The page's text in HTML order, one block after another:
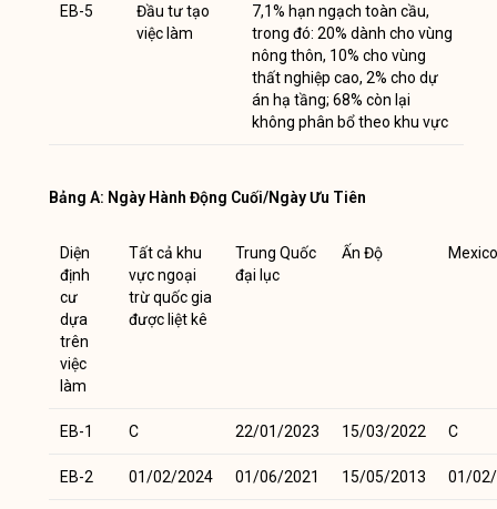
EB-5
Đầu tư tạo
việc làm
7,1% hạn ngạch toàn cầu,
trong đó: 20% dành cho vùng
nông thôn, 10% cho vùng
thất nghiệp cao, 2% cho dự
án hạ tầng; 68% còn lại
không phân bổ theo khu vực
Bảng A: Ngày Hành Động Cuối/Ngày Ưu Tiên
Diện
định
cư
dựa
trên
việc
làm
Tất cả khu
vực ngoại
trừ quốc gia
được liệt kê
Trung Quốc
đại lục
Ấn Độ Mexico
EB-1 C 22/01/2023 15/03/2022 C
EB-2 01/02/2024 01/06/2021 15/05/2013 01/